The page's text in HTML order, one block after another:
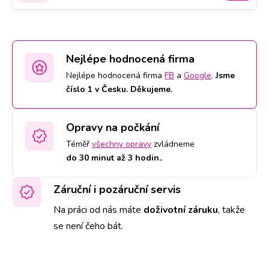
Nejlépe hodnocená firma
Nejlépe hodnocená firma FB a Google.Jsme
číslo 1 v Česku. Děkujeme.
Opravy na počkání
Téměř všechny opravy zvládneme
do 30 minut až 3 hodin..
Záruční i pozáruční servis
Na práci od nás máte doživotní záruku, takže
se není čeho bát.